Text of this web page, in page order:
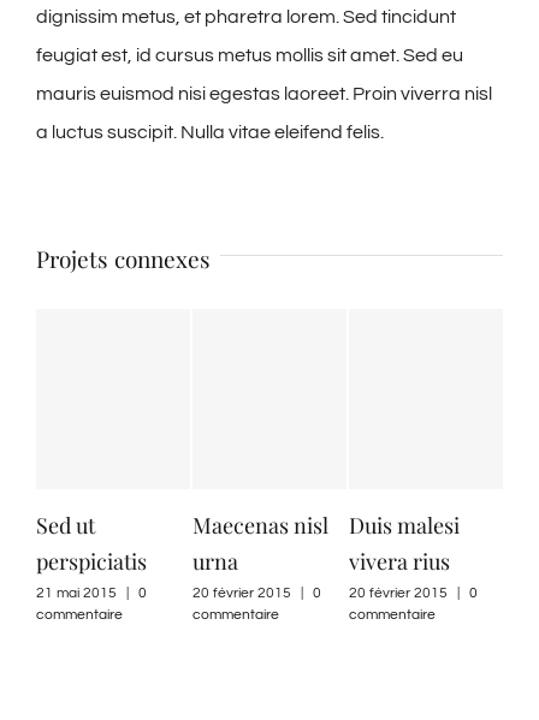
dignissim metus, et pharetra lorem. Sed tincidunt
feugiat est, id cursus metus mollis sit amet. Sed eu
mauris euismod nisi egestas laoreet. Proin viverra nisl
a luctus suscipit. Nulla vitae eleifend felis.
Projets connexes
Sed ut
perspiciatis
21 mai 2015
0
commentaire
Maecenas nisl
urna
20 février 2015
0
commentaire
Duis malesi
vivera rius
20 février 2015
0
commentaire